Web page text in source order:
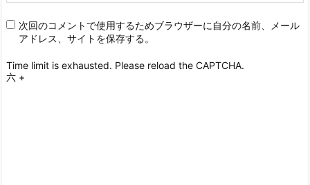
次回のコメントで使用するためブラウザーに自分の名前、メール
アドレス、サイトを保存する。
Time limit is exhausted. Please reload the CAPTCHA.
六 +